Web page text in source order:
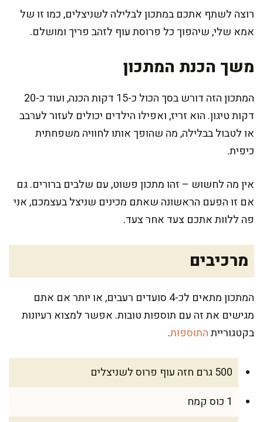
רוצה לשתף אתכם במתכון לבלילה לשניצלים, כמו זו של
אמא שלי, שיהפוך כל פרוסת עוף לזהב פריך ומושלם.
משך הכנת המתכון
המתכון הזה דורש בסך הכול כ-15 דקות הכנה, ועוד כ-20
דקות טיגון. הוא זריז, ואפילו הילדים יכולים לעזור לערבב
או לטבול בבלילה, מה שהופך אותו לחוויה משפחתית
כיפית.
אין מה לחשוש – זהו מתכון פשוט, עם שלבים ברורים. גם
אם זו הפעם הראשונה שאתם מכינים שניצל בעצמכם, אני
פה ללוות אתכם צעד אחר צעד.
מרכיבים
המתכון מתאים לכ-4 סועדים רעבים, או יותר אם אתם
מגישים את זה עם תוספות טובות. אפשר למצוא רעיונות
בקטגורייתהתוספות.
500 גרם חזה עוף פרוס לשניצלים
1 כוס קמח